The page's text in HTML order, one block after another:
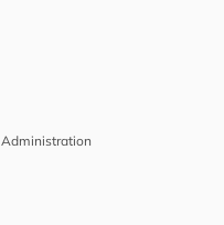
Administration